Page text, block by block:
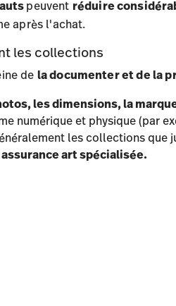
peuvent réduire
après l'achat.
les collections
de la documenter et de la
les dimensions, la
numérique et physique (par
les collections que
assurance art spécialisée.